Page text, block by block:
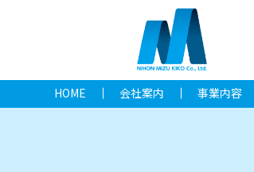
HOME 会社案内 事業内容